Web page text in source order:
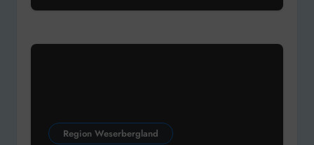
Region Weserbergland